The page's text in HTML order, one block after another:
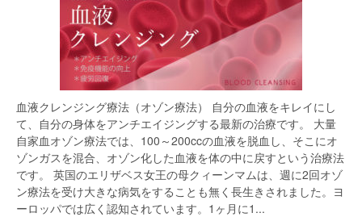
血液クレンジング療法（オゾン療法） 自分の血液をキレイにし
て、自分の身体をアンチエイジングする最新の治療です。 大量
自家血オゾン療法では、100～200ccの血液を脱血し、そこにオ
ゾンガスを混合、オゾン化した血液を体の中に戻すという治療法
です。 英国のエリザベス女王の母クィーンマムは、週に2回オゾ
ン療法を受け大きな病気をすることも無く長生きされました。ヨ
ーロッパでは広く認知されています。1ヶ月に1...